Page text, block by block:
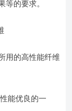
等的要求。
用的高性能纤维
能优良的一